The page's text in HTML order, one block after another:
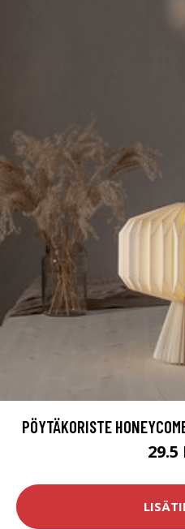
PÖYTÄKORISTE
29.5